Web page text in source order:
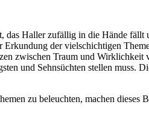
Haller zufällig in die Hände
der vielschichtigen
zwischen Traum und Wirklichkeit
und Sehnsüchten stellen muss.
zu beleuchten, machen